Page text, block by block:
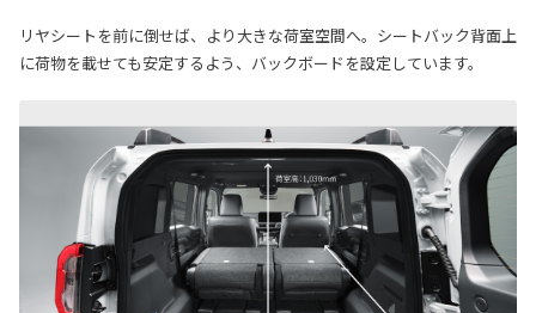
リヤシートを前に倒せば、より大きな荷室空間へ。シートバック背面上
に荷物を載せても安定するよう、バックボードを設定しています。